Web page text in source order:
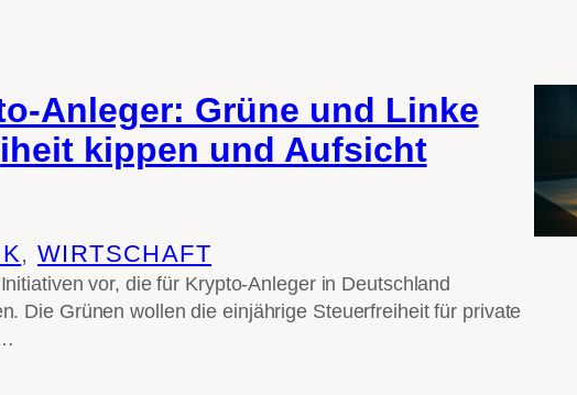
Anleger: Grüne und Linke
kippen und Aufsicht
, WIRTSCHAFT
vor, die für Krypto-Anleger in Deutschland
Die Grünen wollen die einjährige Steuerfreiheit für private